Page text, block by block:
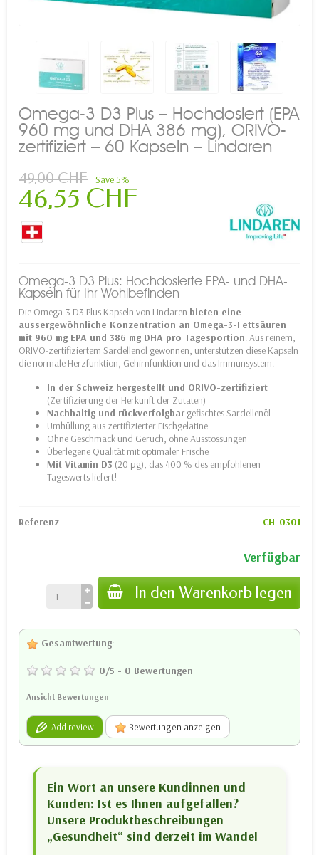
Omega-3 D3 Plus – Hochdosiert (EPA
960 mg und DHA 386 mg), ORIVO-
zertifiziert – 60 Kapseln – Lindaren
49,00 CHF Save 5%
46,55 CHF
Omega-3 D3 Plus: Hochdosierte EPA- und DHA-
Kapseln für Ihr Wohlbefinden
Die Omega-3 D3 Plus Kapseln von Lindaren bieten eine
aussergewöhnliche Konzentration an Omega-3-Fettsäuren
mit 960 mg EPA und 386 mg DHA pro Tagesportion. Aus reinem,
ORIVO-zertifiziertem Sardellenöl gewonnen, unterstützen diese Kapseln
die normale Herzfunktion, Gehirnfunktion und das Immunsystem.
In der Schweiz hergestellt und ORIVO-zertifiziert
(Zertifizierung der Herkunft der Zutaten)
Nachhaltig und rückverfolgbar gefischtes Sardellenöl
Umhüllung aus zertifizierter Fischgelatine
Ohne Geschmack und Geruch, ohne Ausstossungen
Überlegene Qualität mit optimaler Frische
Mit Vitamin D3 (20 μg), das 400 % des empfohlenen
Tageswerts liefert!
Referenz CH-0301
Verfügbar
In den Warenkorb legen
Gesamtwertung:
0/5 - 0 Bewertungen
Ansicht Bewertungen
Add review Bewertungen anzeigen
Ein Wort an unsere Kundinnen und
Kunden: Ist es Ihnen aufgefallen?
Unsere Produktbeschreibungen
„Gesundheit“ sind derzeit im Wandel